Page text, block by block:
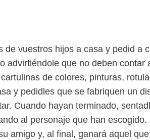
de vuestros hijos a casa y pedid a
advirtiéndole que no deben contar
de colores, pinturas,
y pedidles que se fabriquen un
Cuando hayan terminado,
al personaje que han
amigo y, al final, ganará aquel